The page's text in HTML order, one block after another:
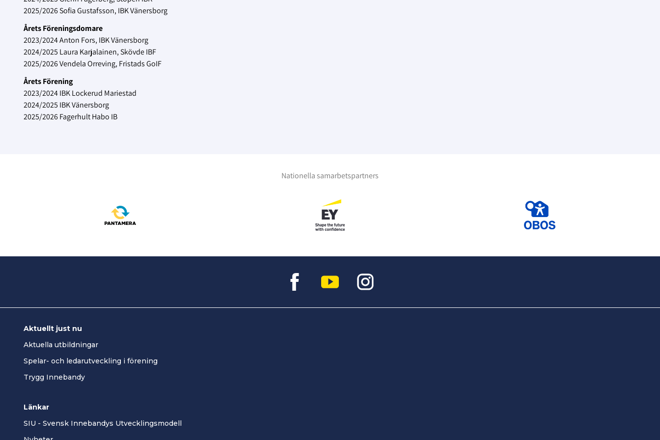
2025/2026 Sofia Gustafsson, IBK Vänersborg
Årets Föreningsdomare
2023/2024 Anton Fors, IBK Vänersborg
2024/2025 Laura Karjalainen, Skövde IBF
2025/2026 Vendela Orreving, Fristads GoIF
Årets Förening
2023/2024 IBK Lockerud Mariestad
2024/2025 IBK Vänersborg
2025/2026 Fagerhult Habo IB
Nationella samarbetspartners
Aktuellt just nu
Aktuella utbildningar
Spelar- och ledarutveckling i förening
Trygg Innebandy
Länkar
SIU - Svensk Innebandys Utvecklingsmodell